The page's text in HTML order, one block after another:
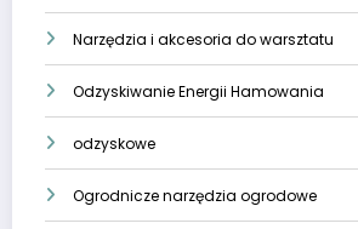
Narzędzia i akcesoria do warsztatu
Odzyskiwanie Energii Hamowania
odzyskowe
Ogrodnicze narzędzia ogrodowe